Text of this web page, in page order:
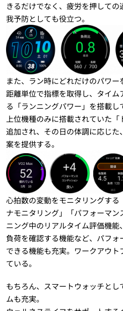
きるだけでなく、疲労を押して
我予防としても役立つ。
また、ラン時にどれだけのパワー
距離単位で指標を取得し、タイ
る「ランニングパワー」を搭載し
上位機種のみに搭載されていた
追加され、その日の体調に応じ
案を提供する。
心拍数の変動をモニタリングする
ナモニタリング」「パフォーマ
ニング中のリアルタイム評価機能
負荷を確認する機能など、パフ
できる機能も充実。ワークアウト
ている。
もちろん、スマートウォッチと
ムも充実。